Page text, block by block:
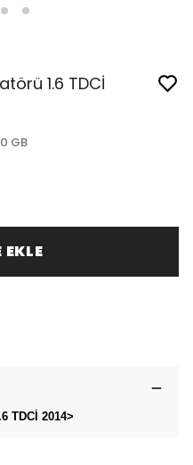
1.6 TDCİ
GB
EKLE
TDCİ 2014>